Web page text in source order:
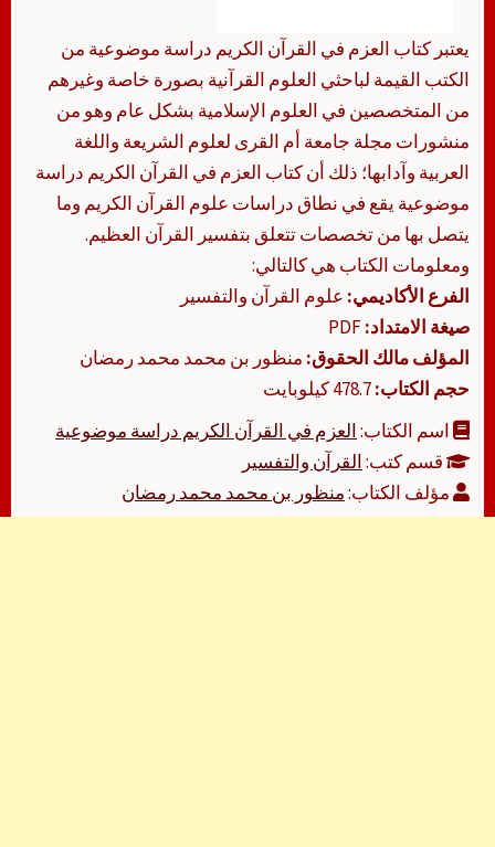
يعتبر كتاب العزم في القرآن الكريم دراسة موضوعية من
الكتب القيمة لباحثي العلوم القرآنية بصورة خاصة وغيرهم
من المتخصصين في العلوم الإسلامية بشكل عام وهو من
منشورات مجلة جامعة أم القرى لعلوم الشريعة واللغة
العربية وآدابها؛ ذلك أن كتاب العزم في القرآن الكريم دراسة
موضوعية يقع في نطاق دراسات علوم القرآن الكريم وما
يتصل بها من تخصصات تتعلق بتفسير القرآن العظيم.
ومعلومات الكتاب هي كالتالي:
الفرع الأكاديمي: علوم القرآن والتفسير
صيغة الامتداد:
المؤلف مالك الحقوق: منظور بن محمد محمد رمضان
حجم الكتاب:
اسم الكتاب:العزم في القرآن الكريم دراسة موضوعية
قسم كتب:القرآن والتفسير
مؤلف الكتاب:منظور بن محمد محمد رمضان